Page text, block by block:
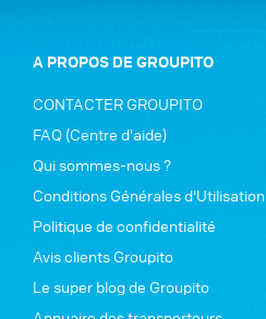
A PROPOS DE GROUPITO
CONTACTER GROUPITO
FAQ (Centre d'aide)
Qui sommes-nous ?
Conditions Générales d'Utilisation
Politique de confidentialité
Avis clients Groupito
Le super blog de Groupito